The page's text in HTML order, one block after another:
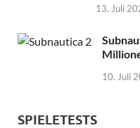
13. Juli
10. Juli
SPIELETESTS